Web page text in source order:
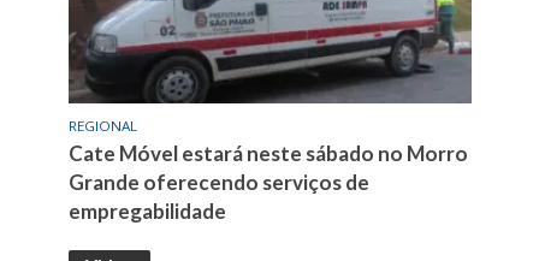
REGIONAL
Cate Móvel estará neste sábado no Morro
Grande oferecendo serviços de
empregabilidade